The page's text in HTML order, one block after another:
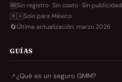
🆓Sin registro · Sin costo · Sin publicidad
🇲🇽Solo para México
🔄Última actualización: marzo 2026
GUÍAS
📌¿Qué es un seguro GMM?